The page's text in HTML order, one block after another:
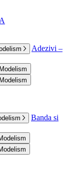
Adezivi –
Banda si